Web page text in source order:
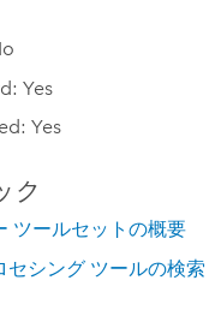
Yes
Yes
ク
ツールセットの概要
セシング ツールの検索